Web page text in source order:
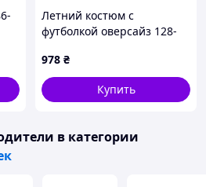
Летний костюм с
футболкой оверсайз 128-
978 ₴
Купить
в категории